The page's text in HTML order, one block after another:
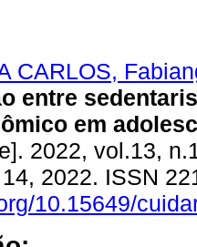
CARLOS,
entre
em
2022, vol.13,
2022. ISSN
10.15649/